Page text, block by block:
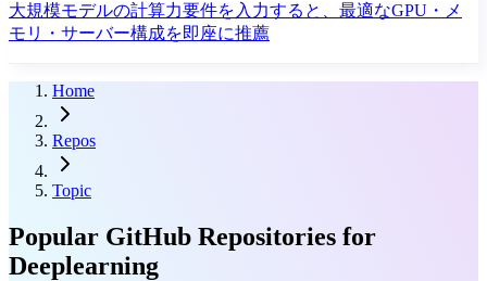
大規模モデルの計算力要件を入力すると、最適なGPU・メ
モリ・サーバー構成を即座に推薦
Home
Repos
Topic
Popular GitHub Repositories for
Deeplearning